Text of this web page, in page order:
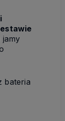
jamy
bateria